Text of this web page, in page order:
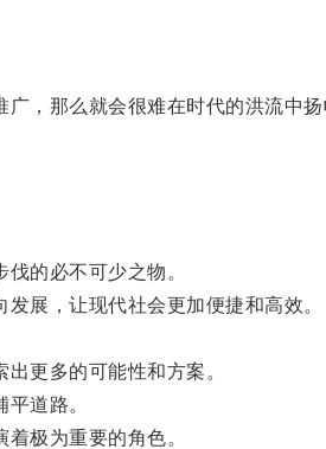
，那么就会很难在时代的洪流中
的必不可少之物。
展，让现代社会更加便捷和高效。
更多的可能性和方案。
道路。
极为重要的角色。